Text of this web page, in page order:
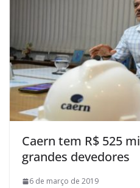
Caern tem R$ 525
grandes devedores
6 de março de 2019